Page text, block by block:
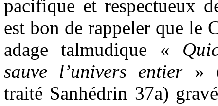
pacifique et respectueux
est bon de rappeler que le
adage talmudique «
sauve l’univers entier»
traité Sanhédrin 37a)